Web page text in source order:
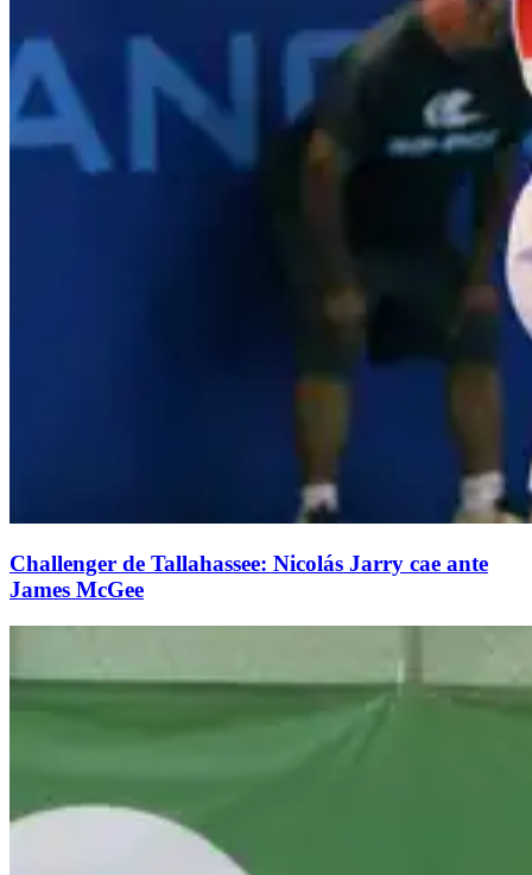
Challenger de Tallahassee: Nicolás Jarry cae ante
James McGee